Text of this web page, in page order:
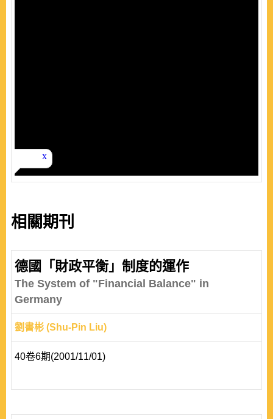
相關期刊
德國「財政平衡」制度的運作
The System of "Financial Balance" in
Germany
劉書彬 (Shu-Pin Liu)
40卷6期(2001/11/01)